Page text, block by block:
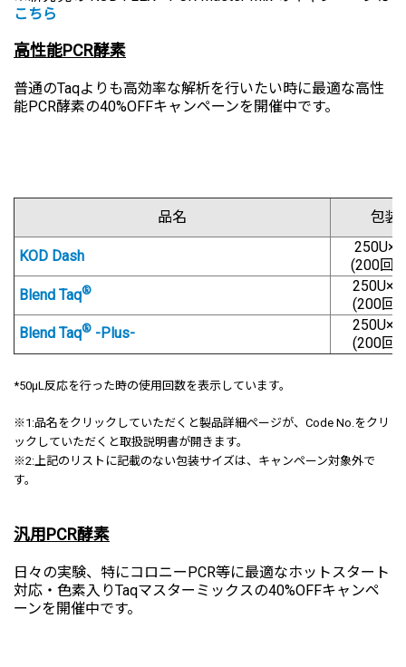
こちら
高性能PCR酵素
普通のTaqよりも高効率な解析を行いたい時に最適な高性
能PCR酵素の40%OFFキャンペーンを開催中です。
品名 包装
KOD Dash
(200回
Blend Taq®
250U×1
(200回
Blend Taq® -Plus-
250U×1
(200回
*50μL反応を行った時の使用回数を表示しています。
※1:品名をクリックしていただくと製品詳細ページが、Code No.をクリ
ックしていただくと取扱説明書が開きます。
※2:上記のリストに記載のない包装サイズは、キャンペーン対象外で
す。
汎用PCR酵素
日々の実験、特にコロニーPCR等に最適なホットスタート
対応・色素入りTaqマスターミックスの40%OFFキャンペ
ーンを開催中です。